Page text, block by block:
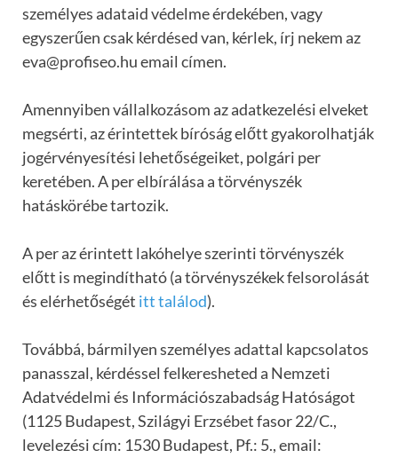
személyes adataid védelme érdekében, vagy
egyszerűen csak kérdésed van, kérlek, írj nekem az
eva@profiseo.hu email címen.
Amennyiben vállalkozásom az adatkezelési elveket
megsérti, az érintettek bíróság előtt gyakorolhatják
jogérvényesítési lehetőségeiket, polgári per
keretében. A per elbírálása a törvényszék
hatáskörébe tartozik.
A per az érintett lakóhelye szerinti törvényszék
előtt is megindítható (a törvényszékek felsorolását
és elérhetőségét itt találod).
Továbbá, bármilyen személyes adattal kapcsolatos
panasszal, kérdéssel felkeresheted a Nemzeti
Adatvédelmi és Információszabadság Hatóságot
(1125 Budapest, Szilágyi Erzsébet fasor 22/C.,
levelezési cím: 1530 Budapest, Pf.: 5., email: